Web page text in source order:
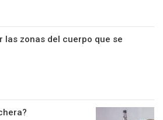
las zonas del cuerpo que se